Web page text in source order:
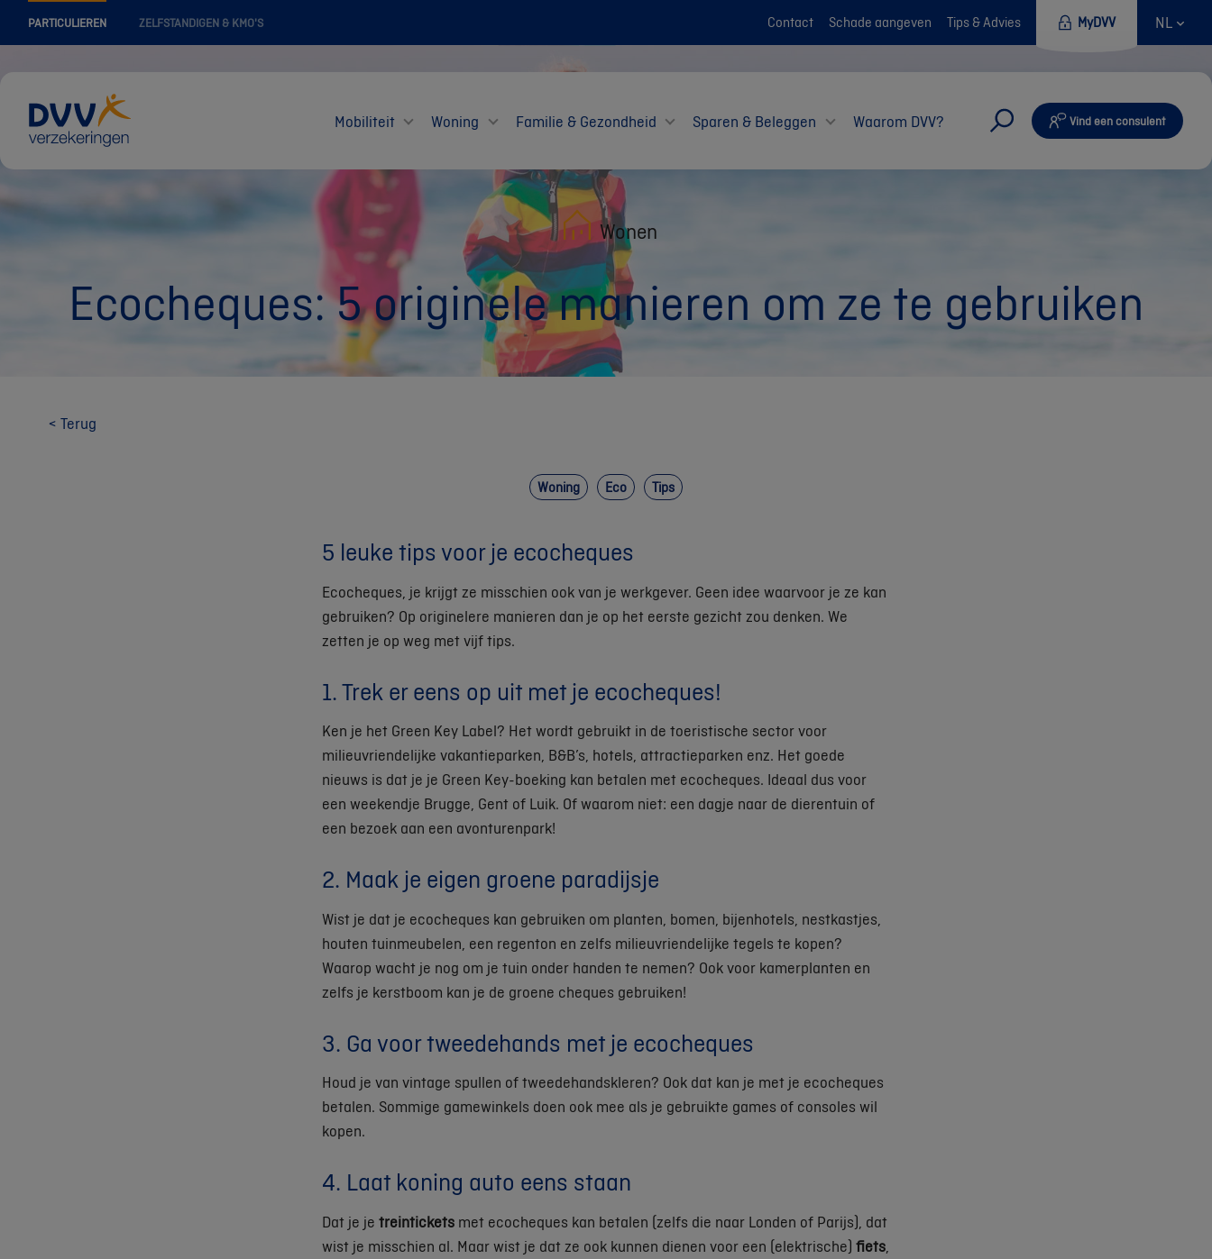
PARTICULIEREN ZELFSTANDIGEN & KMO'S Contact Schade aangeven Tips & Advies MyDVV NL
Mobiliteit Woning Familie & Gezondheid Sparen & Beleggen Waarom DVV? Vind een consulent
Wonen
Ecocheques: 5 originele manieren om ze te gebruiken
< Terug
Woning Eco Tips
5 leuke tips voor je ecocheques
Ecocheques, je krijgt ze misschien ook van je werkgever. Geen idee waarvoor je ze kan
gebruiken? Op originelere manieren dan je op het eerste gezicht zou denken. We
zetten je op weg met vijf tips.
1. Trek er eens op uit met je ecocheques!
Ken je het Green Key Label? Het wordt gebruikt in de toeristische sector voor
milieuvriendelijke vakantieparken, B&B’s, hotels, attractieparken enz. Het goede
nieuws is dat je je Green Key-boeking kan betalen met ecocheques. Ideaal dus voor
een weekendje Brugge, Gent of Luik. Of waarom niet: een dagje naar de dierentuin of
een bezoek aan een avonturenpark!
2. Maak je eigen groene paradijsje
Wist je dat je ecocheques kan gebruiken om planten, bomen, bijenhotels, nestkastjes,
houten tuinmeubelen, een regenton en zelfs milieuvriendelijke tegels te kopen?
Waarop wacht je nog om je tuin onder handen te nemen? Ook voor kamerplanten en
zelfs je kerstboom kan je de groene cheques gebruiken!
3. Ga voor tweedehands met je ecocheques
Houd je van vintage spullen of tweedehandskleren? Ook dat kan je met je ecocheques
betalen. Sommige gamewinkels doen ook mee als je gebruikte games of consoles wil
kopen.
4. Laat koning auto eens staan
Dat je je treintickets met ecocheques kan betalen (zelfs die naar Londen of Parijs), dat
wist je misschien al. Maar wist je dat ze ook kunnen dienen voor een (elektrische) fiets